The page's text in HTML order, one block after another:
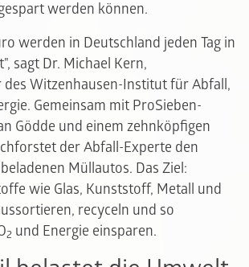
werden können.
werden in Deutschland jeden Tag in
sagt Dr. Michael Kern,
des Witzenhausen-Institut für Abfall,
Gemeinsam mit ProSieben-
Gödde und einem zehnköpfigen
der Abfall-Experte den
Müllautos. Das Ziel:
wie Glas, Kunststoff, Metall und
recyceln und so
2 und Energie einsparen.